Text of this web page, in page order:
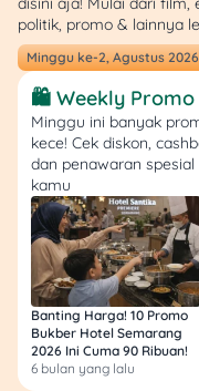
Tor Browser
untuk menjaga
pengguna internet.
Tor, kamu bisa
situs yang diblokir
diketahui ISP.
Cara pakai:
Unduh Tor
Browser
resmi.
Instal dan
jalankan.
Akses situs
Yandex
politik, promo & lainnya
Minggu ke-2, Agustus 2026
🛍️ Weekly Promo
Minggu ini banyak
kece! Cek diskon,
dan penawaran
kamu
Banting Harga! 10 Promo
Bukber Hotel Semarang
2026 Ini Cuma 90 Ribuan!
6 bulan yang lalu